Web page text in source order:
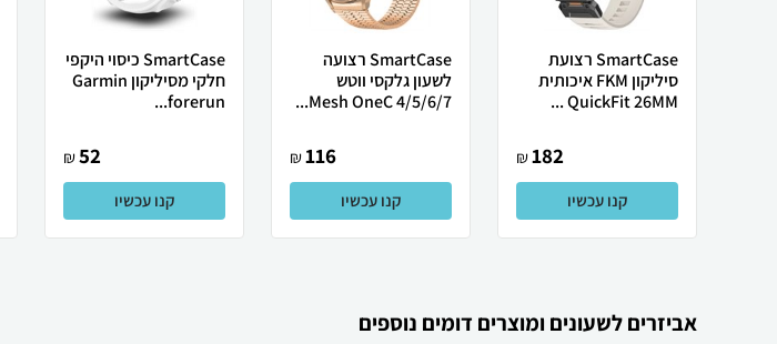
SmartCase רצועת
סיליקון FKM איכותית
QuickFit 26MM ...
182
₪
קנו עכשיו
SmartCase רצועה
לשעון גלקסי ווטש
4/5/6/7 Mesh OneC...
116
₪
קנו עכשיו
SmartCase כיסוי היקפי
חלקי מסיליקון Garmin
forerun...
52
₪
קנו עכשיו
אביזרים לשעונים ומוצרים דומים נוספים